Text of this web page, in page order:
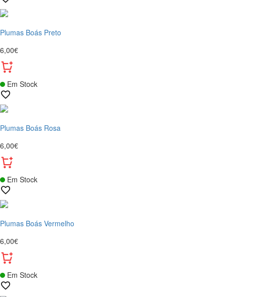
Plumas Boás Preto
6,00€
Em Stock
Plumas Boás Rosa
6,00€
Em Stock
Plumas Boás Vermelho
6,00€
Em Stock